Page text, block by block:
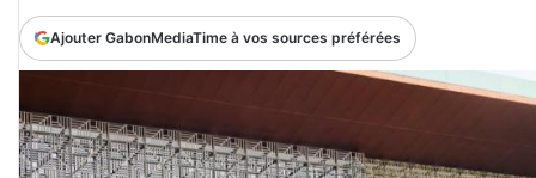
Ajouter GabonMediaTime à vos sources préférées